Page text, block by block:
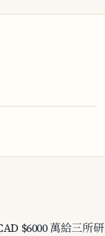
$6000 萬給三所研